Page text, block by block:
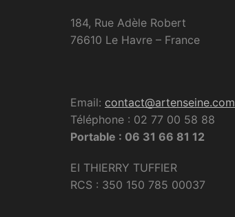
184, Rue Adèle Robert
76610 Le Havre – France
Email: contact@artenseine.com
Téléphone : 02 77 00 58 88
Portable : 06 31 66 81 12
EI THIERRY TUFFIER
RCS : 350 150 785 00037